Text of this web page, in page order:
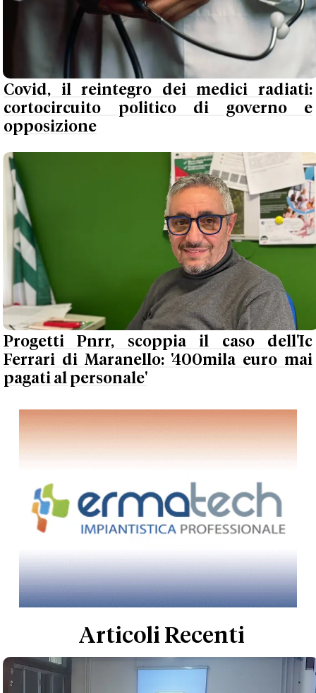
Covid, il reintegro dei medici radiati:
cortocircuito politico di governo e
opposizione
Progetti Pnrr, scoppia il caso dell'Ic
Ferrari di Maranello: '400mila euro mai
pagati al personale'
Articoli Recenti